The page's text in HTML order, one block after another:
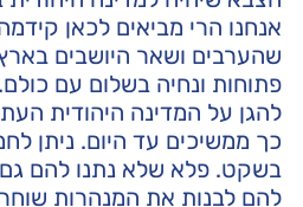
אנחנו הרי מביאים לכאן
שהערבים ושאר היושבים בארץ
פתוחות ונחיה בשלום עם
להגן על המדינה היהודית
כך ממשיכים עד היום. ניתן
בשקט. פלא שלא נתנו להם גם
להם לבנות את המנהרות